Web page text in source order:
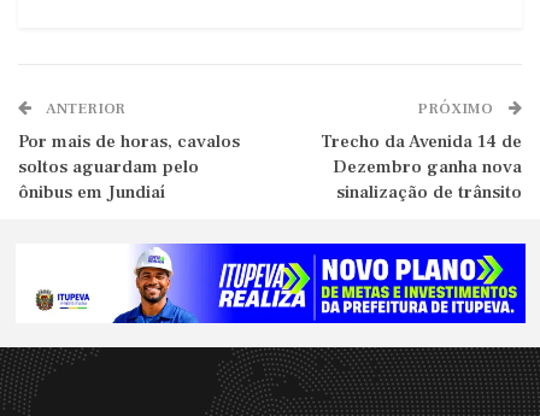
ANTERIOR
Por mais de horas, cavalos
soltos aguardam pelo
ônibus em Jundiaí
PRÓXIMO
Trecho da Avenida 14 de
Dezembro ganha nova
sinalização de trânsito